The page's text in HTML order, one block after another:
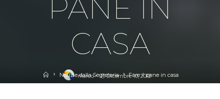
PANE IN
CASA
marco Dicembre 10, 2012
HomeNotizie dalla Segreteria Fare il pane in casa